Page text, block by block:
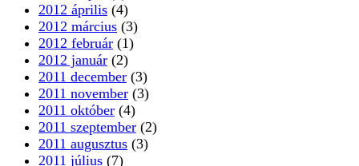
2012 április (4)
2012 március (3)
2012 február (1)
2012 január (2)
2011 december (3)
2011 november (3)
2011 október (4)
2011 szeptember (2)
2011 augusztus (3)
2011 július (7)